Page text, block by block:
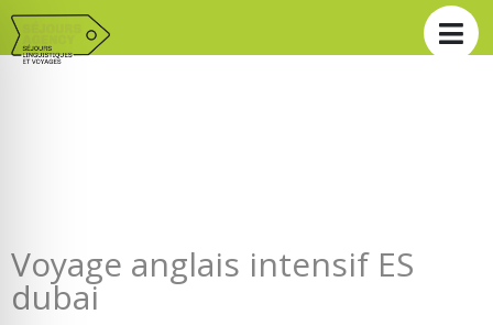
Voyage anglais intensif ES
dubai